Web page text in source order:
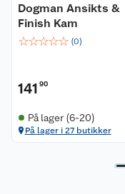
Dogman Ansikts &
Finish Kam
☆☆☆☆☆ (0)
141 90
På lager (6-20)
På lager i 27 butikker